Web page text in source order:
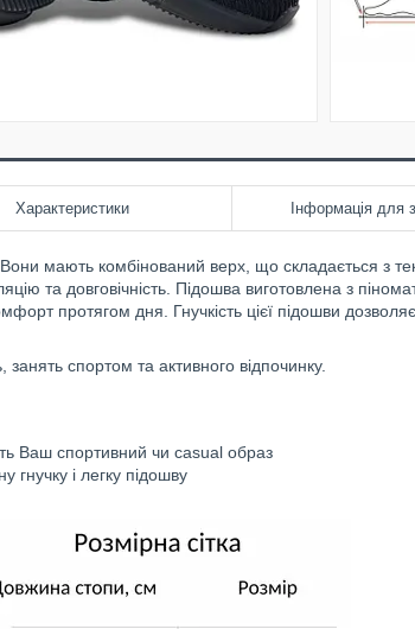
Характеристики Інформація для
мають комбінований верх, що складається з
та довговічність. Підошва виготовлена з
протягом дня. Гнучкість цієї підошви
спортом та активного відпочинку.
Ваш спортивний чи сasual образ
гнучку і легку підошву